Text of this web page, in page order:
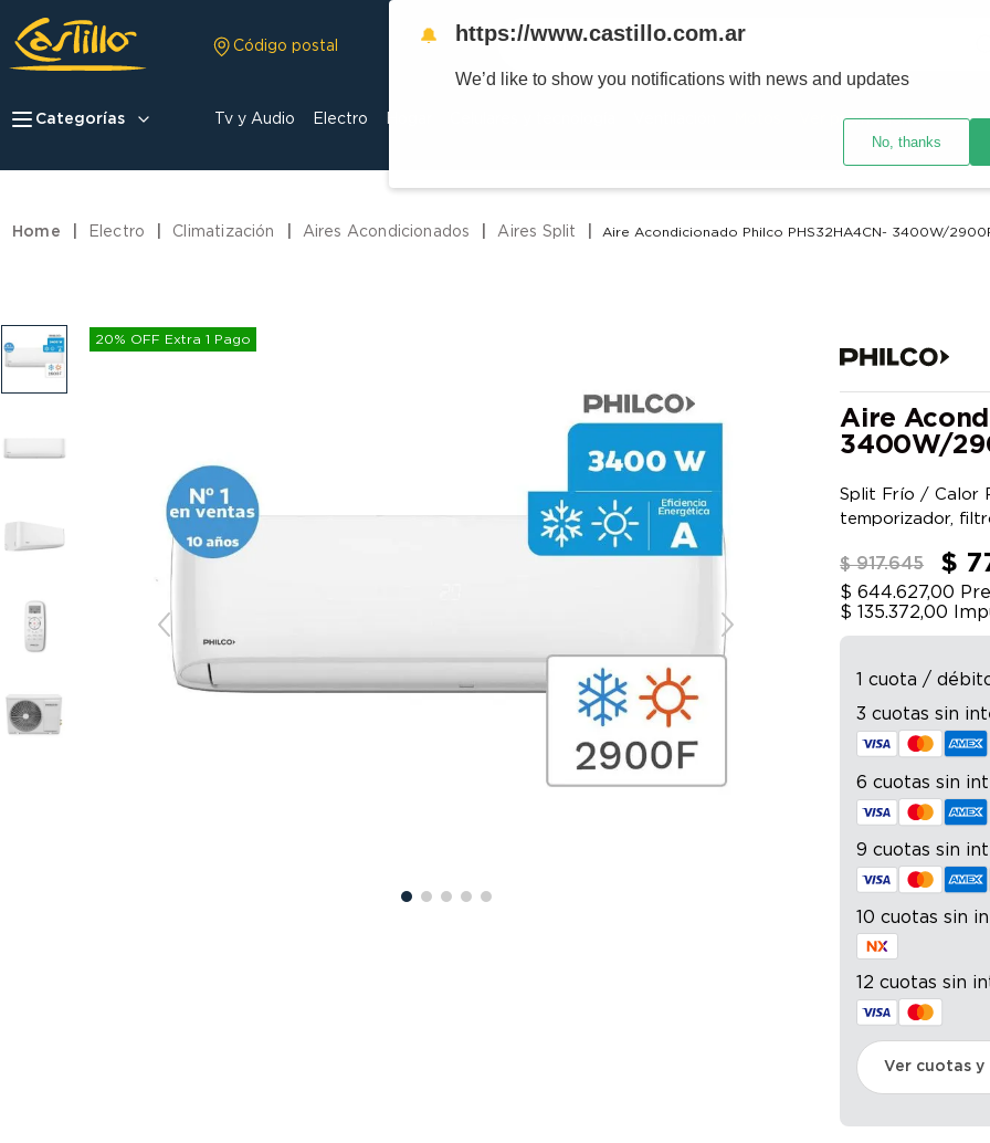
Código postal
Buscar
Categorías Tv y Audio Electro Ver promociones
Electro Climatización Aires Acondicionados Aires Split Aire Acondicionado Philco PHS32HA4CN- 3400W/
20% OFF Extra 1 Pago
Aire
3400W/
Split Frío / Calor
temporizador,
$ 917.645 $
$ 644.627,00
$ 135.372,00
1 cuota /
3 cuotas sin
6 cuotas sin
9 cuotas sin
10 cuotas sin
12 cuotas sin
Ver cuotas
moto
bicicleta
10. sommier
🔔 https://www.castillo.com.ar
We’d like to show you notifications with news and updates
No, thanks